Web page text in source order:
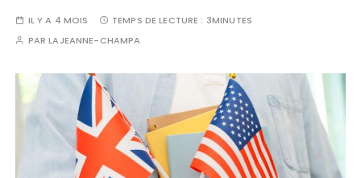
IL Y A 4 MOIS TEMPS DE LECTURE : 3MINUTES
PARLAJEANNE-CHAMPA